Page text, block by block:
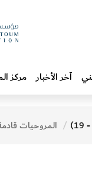
آخر الأخبار مركز
المروحيات